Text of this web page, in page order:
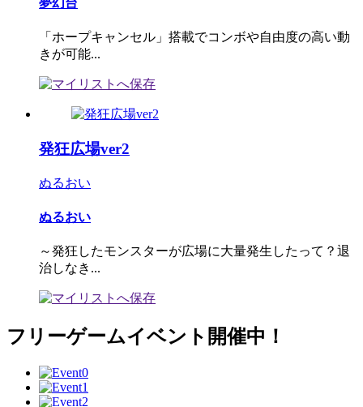
「ホープキャンセル」搭載でコンボや自由度の高い動
きが可能...
発狂広場ver2
ぬるおい
ぬるおい
～発狂したモンスターが広場に大量発生したって？退
治しなき...
フリーゲームイベント開催中！